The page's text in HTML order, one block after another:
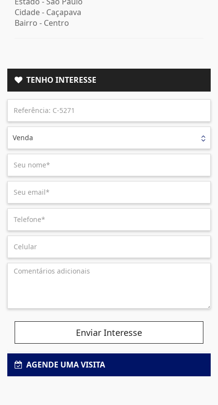
Cidade - Caçapava
Bairro - Centro
TENHO INTERESSE
Venda
Enviar Interesse
AGENDE UMA VISITA